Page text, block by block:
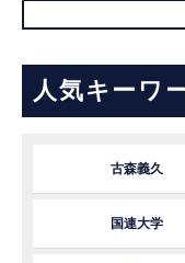
人気キーワ
古森義久
国連大学